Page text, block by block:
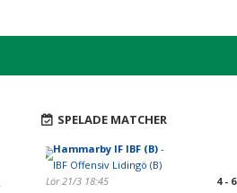
SPELADE MATCHER
Hammarby IF IBF (B)-
IBF Offensiv Lidingö (B)
Lör 21/3 18:45
4 - 6